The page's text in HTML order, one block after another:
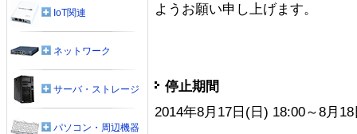
ようお願い申し上げます。
停止期間
2014年8月17日(日) 18:00～8月
IoT関連
ネットワーク
サーバ・ストレージ
パソコン・周辺機器